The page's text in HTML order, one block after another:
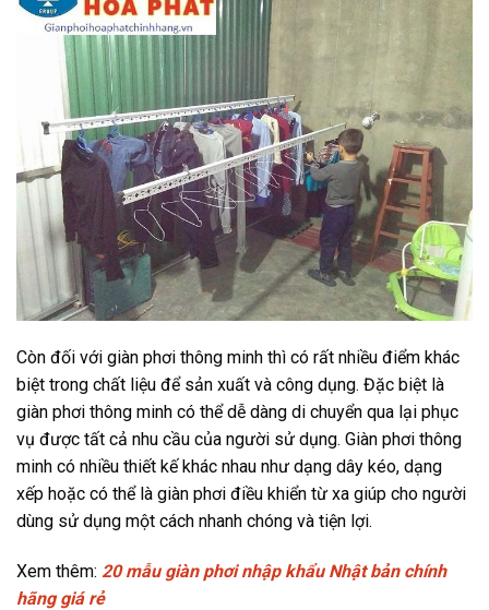
Còn đối với giàn phơi thông minh thì có rất nhiều điểm khác
biệt trong chất liệu để sản xuất và công dụng. Đặc biệt là
giàn phơi thông minh có thể dễ dàng di chuyển qua lại phục
vụ được tất cả nhu cầu của người sử dụng. Giàn phơi thông
minh có nhiều thiết kế khác nhau như dạng dây kéo, dạng
xếp hoặc có thể là giàn phơi điều khiển từ xa giúp cho người
dùng sử dụng một cách nhanh chóng và tiện lợi.
Xem thêm: 20 mẫu giàn phơi nhập khẩu Nhật bản chính
hãng giá rẻ